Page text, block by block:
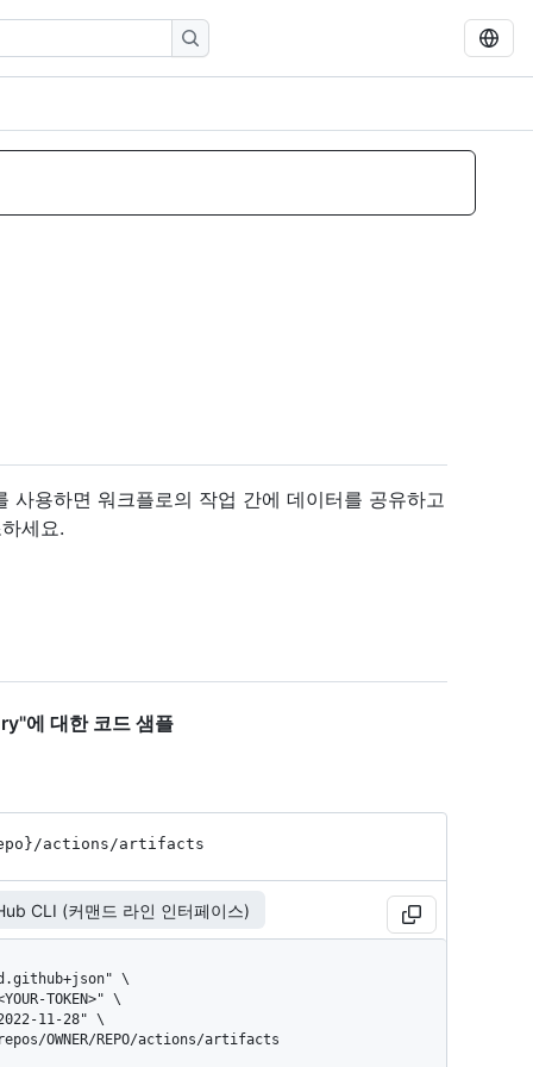
용하면 워크플로의 작업 간에 데이터를 공유하고
세요.
에 대한 코드 샘플
/actions/artifacts
CLI (커맨드 라인 인터페이스)
OWNER/REPO/actions/artifacts